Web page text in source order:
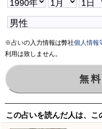
※占いの入力情報は弊社個人情報
利用は致しません。
この占いを読んだ人は、こ